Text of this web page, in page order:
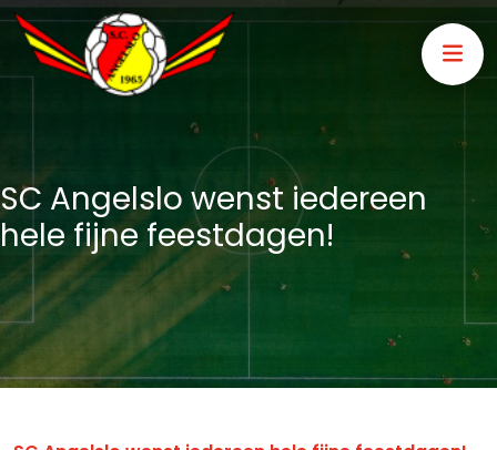
SC Angelslo wenst iedereen
hele fijne feestdagen!